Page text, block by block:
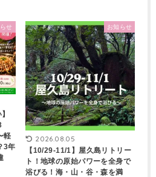
せ
軽
3年
お知らせ
2026.08.05
【10/29-11/1】屋久島リトリー
ト！地球の原始パワーを全身で
浴びる！海・山・谷・森を満